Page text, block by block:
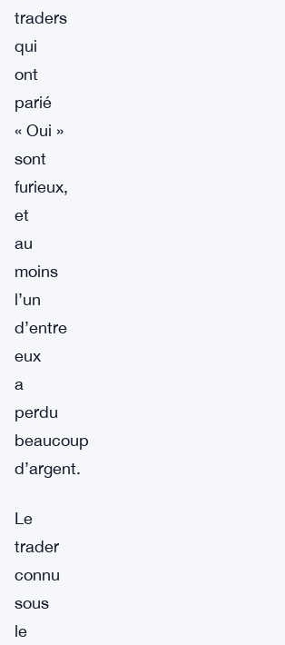
traders
qui
ont
parié
« Oui »
sont
furieux,
et
au
moins
l’un
d’entre
eux
a
perdu
beaucoup
d’argent.
Le
trader
connu
sous
le